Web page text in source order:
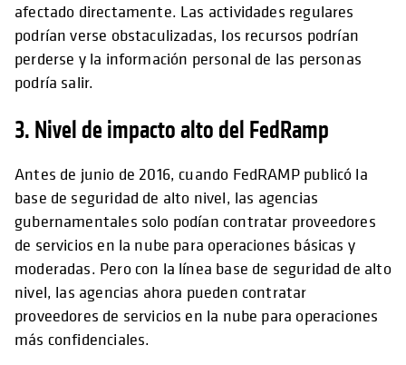
afectado directamente. Las actividades regulares
podrían verse obstaculizadas, los recursos podrían
perderse y la información personal de las personas
podría salir.
3. Nivel de impacto alto del FedRamp
Antes de junio de 2016, cuando FedRAMP publicó la
base de seguridad de alto nivel, las agencias
gubernamentales solo podían contratar proveedores
de servicios en la nube para operaciones básicas y
moderadas. Pero con la línea base de seguridad de alto
nivel, las agencias ahora pueden contratar
proveedores de servicios en la nube para operaciones
más confidenciales.